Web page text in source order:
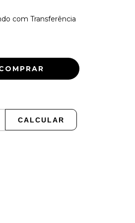
com Transferência
CALCULAR